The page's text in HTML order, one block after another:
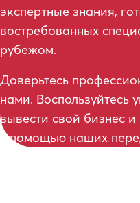
экспертные знания,
востребованных
рубежом.
Доверьтесь
нами. Воспользуйтесь
вывести свой бизнес
с помощью наших